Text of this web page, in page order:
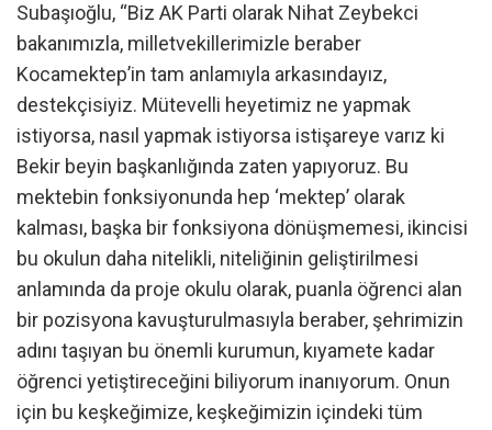
Subaşıoğlu, “Biz AK Parti olarak Nihat Zeybekci
bakanımızla, milletvekillerimizle beraber
Kocamektep’in tam anlamıyla arkasındayız,
destekçisiyiz. Mütevelli heyetimiz ne yapmak
istiyorsa, nasıl yapmak istiyorsa istişareye varız ki
Bekir beyin başkanlığında zaten yapıyoruz. Bu
mektebin fonksiyonunda hep ‘mektep’ olarak
kalması, başka bir fonksiyona dönüşmemesi, ikincisi
bu okulun daha nitelikli, niteliğinin geliştirilmesi
anlamında da proje okulu olarak, puanla öğrenci alan
bir pozisyona kavuşturulmasıyla beraber, şehrimizin
adını taşıyan bu önemli kurumun, kıyamete kadar
öğrenci yetiştireceğini biliyorum inanıyorum. Onun
için bu keşkeğimize, keşkeğimizin içindeki tüm